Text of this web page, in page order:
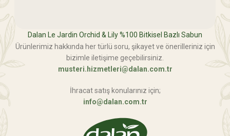
Dalan Le Jardin Orchid & Lily %100 Bitkisel Bazlı Sabun
Ürünlerimiz hakkında her türlü soru, şikayet ve önerilleriniz için
bizimle iletişime geçebilirsiniz.
musteri.hizmetleri@dalan.com.tr
İhracat satış konularınız için;
info@dalan.com.tr